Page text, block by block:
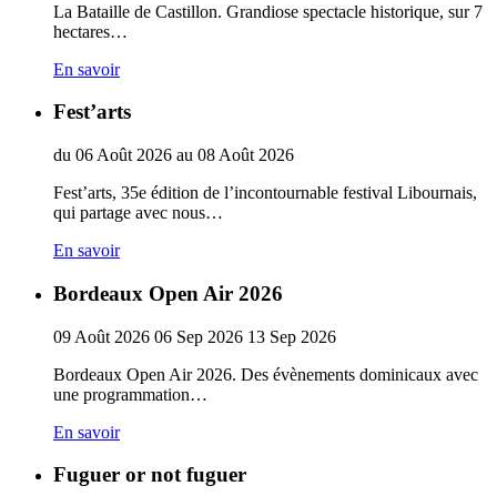
La Bataille de Castillon. Grandiose spectacle historique, sur 7
hectares…
En savoir
Fest’arts
du 06 Août 2026 au 08 Août 2026
Fest’arts, 35e édition de l’incontournable festival Libournais,
qui partage avec nous…
En savoir
Bordeaux Open Air 2026
09 Août 2026 06 Sep 2026 13 Sep 2026
Bordeaux Open Air 2026. Des évènements dominicaux avec
une programmation…
En savoir
Fuguer or not fuguer